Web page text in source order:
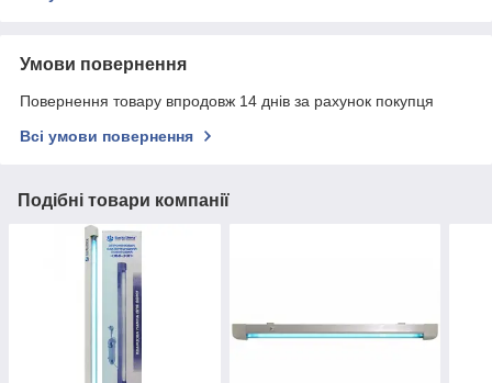
Умови повернення
Повернення товару впродовж 14 днів за рахунок покупця
Всі умови повернення
Подібні товари компанії